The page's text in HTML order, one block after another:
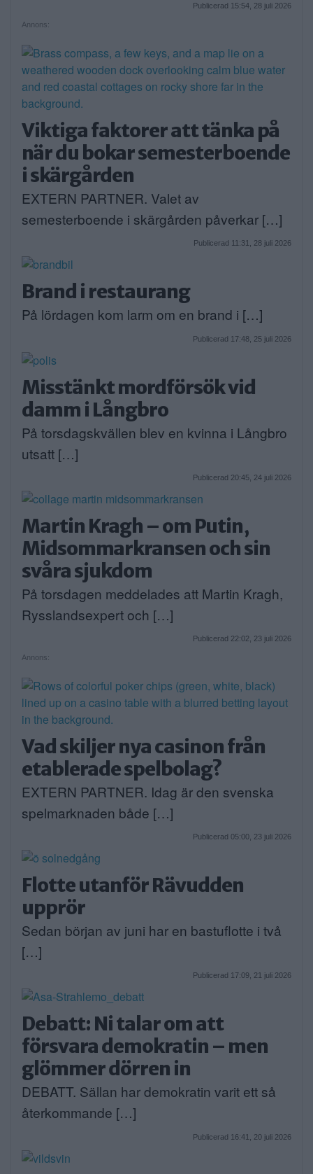
Publicerad 15:54, 28 juli 2026
Annons:
Viktiga faktorer att tänka på
när du bokar semesterboende
i skärgården
EXTERN PARTNER. Valet av
semesterboende i skärgården påverkar […]
Publicerad 11:31, 28 juli 2026
Brand i restaurang
På lördagen kom larm om en brand i […]
Publicerad 17:48, 25 juli 2026
Misstänkt mordförsök vid
damm i Långbro
På torsdagskvällen blev en kvinna i Långbro
utsatt […]
Publicerad 20:45, 24 juli 2026
Martin Kragh – om Putin,
Midsommarkransen och sin
svåra sjukdom
På torsdagen meddelades att Martin Kragh,
Rysslandsexpert och […]
Publicerad 22:02, 23 juli 2026
Annons:
Vad skiljer nya casinon från
etablerade spelbolag?
EXTERN PARTNER. Idag är den svenska
spelmarknaden både […]
Publicerad 05:00, 23 juli 2026
Flotte utanför Rävudden
upprör
Sedan början av juni har en bastuflotte i två
[…]
Publicerad 17:09, 21 juli 2026
Debatt: Ni talar om att
försvara demokratin – men
glömmer dörren in
DEBATT. Sällan har demokratin varit ett så
återkommande […]
Publicerad 16:41, 20 juli 2026